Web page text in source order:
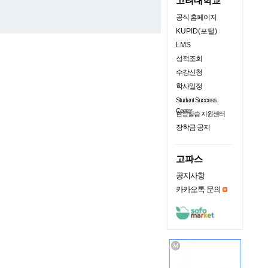
공식 홈페이지
KUPID(포털)
LMS
성적조회
수강신청
학사일정
Student Success
Center
현장실습 지원센터
장학금 공지
고파스
공지사항
카카오톡 문의